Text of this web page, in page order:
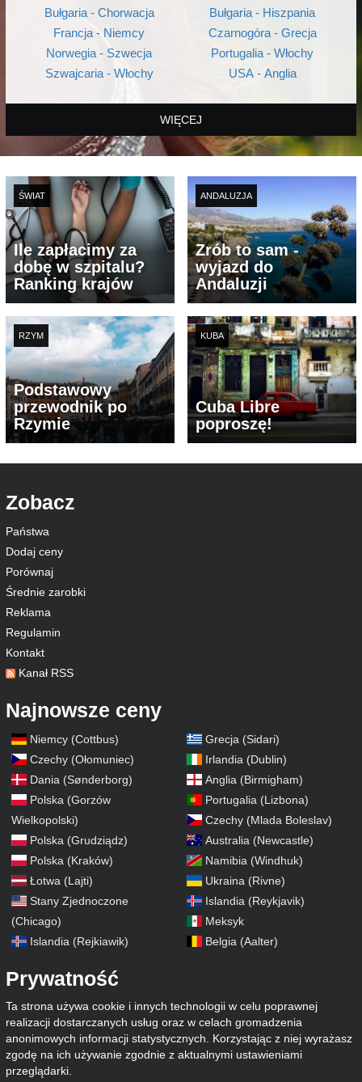
Bułgaria - Chorwacja
Francja - Niemcy
Norwegia - Szwecja
Szwajcaria - Włochy
Bułgaria - Hiszpania
Czarnogóra - Grecja
Portugalia - Włochy
USA - Anglia
WIĘCEJ
ŚWIAT
Ile zapłacimy za
dobę w szpitalu?
Ranking krajów
ANDALUZJA
Zrób to sam -
wyjazd do
Andaluzji
RZYM
Podstawowy
przewodnik po
Rzymie
KUBA
Cuba Libre
poproszę!
Zobacz
Państwa
Dodaj ceny
Porównaj
Średnie zarobki
Reklama
Regulamin
Kontakt
Kanał RSS
Najnowsze ceny
Niemcy (Cottbus)
Czechy (Ołomuniec)
Dania (Sønderborg)
Polska (Gorzów
Wielkopolski)
Polska (Grudziądz)
Polska (Kraków)
Łotwa (Lajti)
Stany Zjednoczone
(Chicago)
Islandia (Rejkiawik)
Grecja (Sidari)
Irlandia (Dublin)
Anglia (Birmigham)
Portugalia (Lizbona)
Czechy (Mlada Boleslav)
Australia (Newcastle)
Namibia (Windhuk)
Ukraina (Rivne)
Islandia (Reykjavik)
Meksyk
Belgia (Aalter)
Prywatność
Ta strona używa cookie i innych technologii w celu poprawnej
realizacji dostarczanych usług oraz w celach gromadzenia
anonimowych informacji statystycznych. Korzystając z niej wyrażasz
zgodę na ich używanie zgodnie z aktualnymi ustawieniami
przeglądarki.